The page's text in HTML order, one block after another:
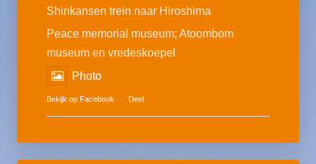
Shinkansen trein naar Hiroshima
Peace memorial museum; Atoombom
museum en vredeskoepel
Photo
Bekijk op Facebook · Deel